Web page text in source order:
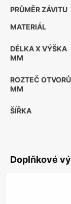
PRŮMĚR ZÁVITU
MATERIÁL
DÉLKA X VÝŠKA
MM
ROZTEČ OTVORŮ
MM
ŠÍŘKA
Doplňkové